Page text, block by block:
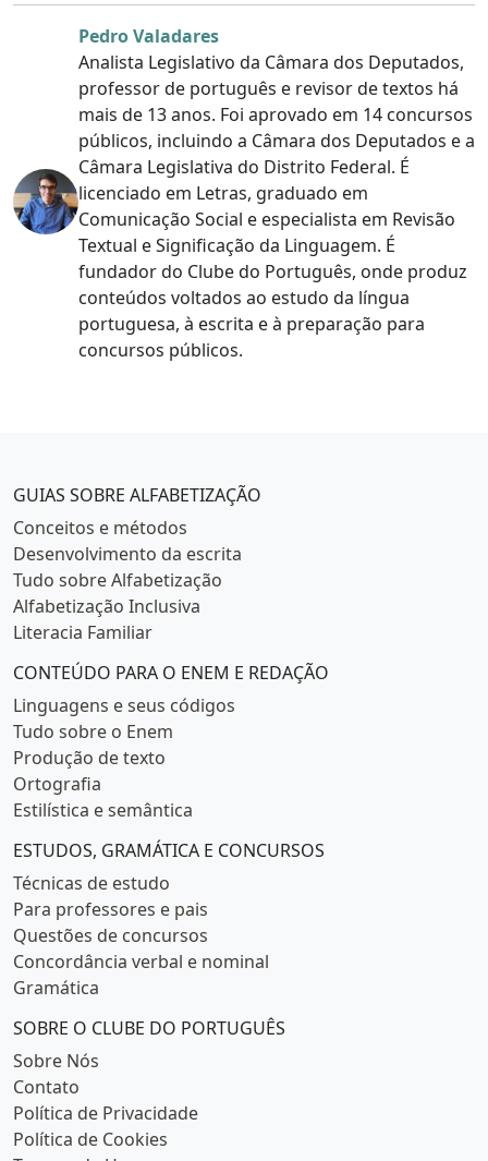
Pedro Valadares
Analista Legislativo da Câmara dos Deputados,
professor de português e revisor de textos há
mais de 13 anos. Foi aprovado em 14 concursos
públicos, incluindo a Câmara dos Deputados e a
Câmara Legislativa do Distrito Federal. É
licenciado em Letras, graduado em
Comunicação Social e especialista em Revisão
Textual e Significação da Linguagem. É
fundador do Clube do Português, onde produz
conteúdos voltados ao estudo da língua
portuguesa, à escrita e à preparação para
concursos públicos.
Categorias populares
GUIAS SOBRE ALFABETIZAÇÃO
Conceitos e métodos
Desenvolvimento da escrita
Tudo sobre Alfabetização
Alfabetização Inclusiva
Literacia Familiar
CONTEÚDO PARA O ENEM E REDAÇÃO
Linguagens e seus códigos
Tudo sobre o Enem
Produção de texto
Ortografia
Estilística e semântica
ESTUDOS, GRAMÁTICA E CONCURSOS
Técnicas de estudo
Para professores e pais
Questões de concursos
Concordância verbal e nominal
Gramática
SOBRE O CLUBE DO PORTUGUÊS
Sobre Nós
Contato
Política de Privacidade
Política de Cookies